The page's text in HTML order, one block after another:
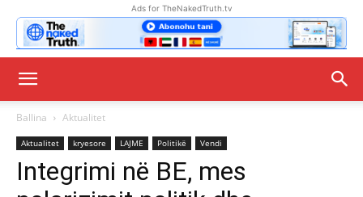
Ads for TheNakedTruth.tv
Ballina Aktualitet
Aktualitet kryesore LAJME Politikë Vendi
Integrimi në BE, mes